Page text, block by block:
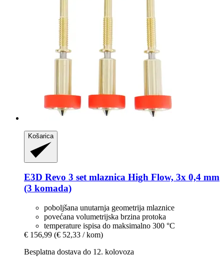
Košarica
E3D Revo 3 set mlaznica High Flow, 3x 0,4 mm
(3 komada)
poboljšana unutarnja geometrija mlaznice
povećana volumetrijska brzina protoka
temperature ispisa do maksimalno 300 °C
€ 156,99 (€ 52,33 / kom)
Besplatna dostava do 12. kolovoza